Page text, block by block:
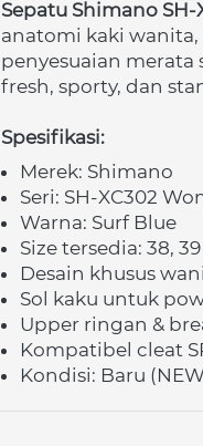
Sepatu Shimano
anatomi kaki
penyesuaian merata
fresh, sporty, dan
Spesifikasi:
Merek: Shimano
Seri: SH-XC302
Warna: Surf Blue
Size tersedia: 38, 39
Desain khusus
Sol kaku untuk
Upper ringan &
Kompatibel cleat
Kondisi: Baru